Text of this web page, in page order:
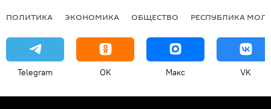
ПОЛИТИКА ЭКОНОМИКА ОБЩЕСТВО РЕСПУБЛИКА
Telegram OK Макс VK